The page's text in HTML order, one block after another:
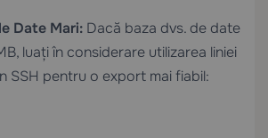
Date Mari: Dacă baza dvs. de date
luați în considerare utilizarea liniei
SSH pentru o export mai fiabil: